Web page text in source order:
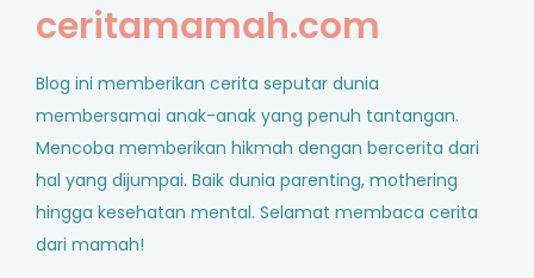
ceritamamah.com
Blog ini memberikan cerita seputar dunia
membersamai anak-anak yang penuh tantangan.
Mencoba memberikan hikmah dengan bercerita dari
hal yang dijumpai. Baik dunia parenting, mothering
hingga kesehatan mental. Selamat membaca cerita
dari mamah!